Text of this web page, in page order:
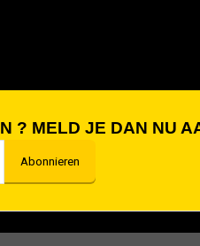
? MELD JE DAN NU
Abonnieren